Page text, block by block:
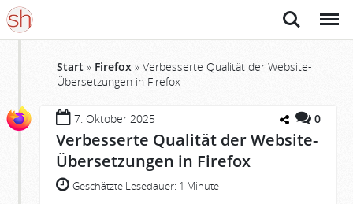
Suche Menü
Start » Firefox » Verbesserte Qualität der Website-
Übersetzungen in Firefox
7. Oktober 2025 0
Verbesserte Qualität der Website-
Übersetzungen in Firefox
Geschätzte Lesedauer: 1 Minute